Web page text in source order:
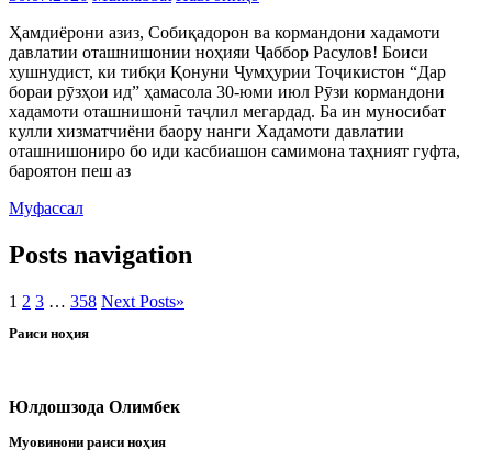
Ҳамдиёрони азиз, Собиқадорон ва кормандони хадамоти
давлатии оташнишонии ноҳияи Ҷаббор Расулов! Боиси
хушнудист, ки тибқи Қонуни Ҷумҳурии Тоҷикистон “Дар
бораи рӯзҳои ид” ҳамасола 30-юми июл Рӯзи кормандони
хадамоти оташнишонӣ таҷлил мегардад. Ба ин муносибат
кулли хизматчиёни баору нанги Хадамоти давлатии
оташнишониро бо иди касбиашон самимона таҳният гуфта,
бароятон пеш аз
Муфассал
Posts navigation
1 2 3 … 358 Next Posts»
Раиси ноҳия
Юлдошзода Олимбек
Муовинони раиси ноҳия